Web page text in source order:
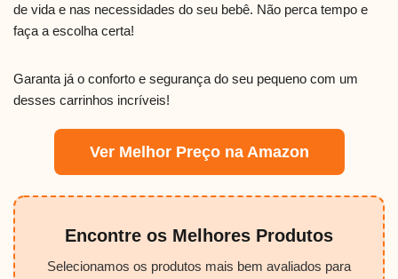
de vida e nas necessidades do seu bebê. Não perca tempo e
faça a escolha certa!
Garanta já o conforto e segurança do seu pequeno com um
desses carrinhos incríveis!
Ver Melhor Preço na Amazon
Encontre os Melhores Produtos
Selecionamos os produtos mais bem avaliados para